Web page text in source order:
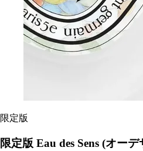
限定版
限定版 Eau des Sens (オー